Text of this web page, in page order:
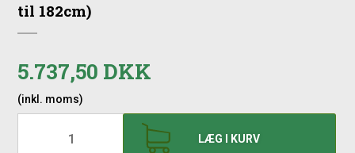
til 182cm)
5.737,50 DKK
(inkl. moms)
LÆG I KURV